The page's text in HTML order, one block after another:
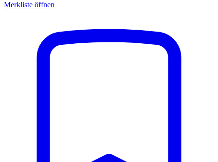
Merkliste öffnen